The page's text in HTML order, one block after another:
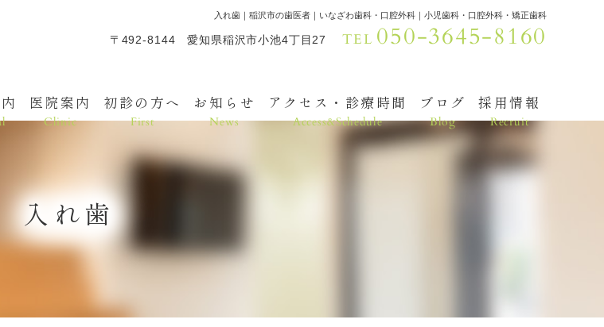
入れ歯｜稲沢市の歯医者｜いなざわ歯科・口腔外科｜小児歯科・口腔外科・矯正歯科
〒492-8144 愛知県稲沢市小池4丁目27 TEL 050-3645-8160
医院案内
Clinic
初診の方へ
First
お知らせ
News
アクセス・診療時間
Access&Schedule
ブログ
Blog
採用情報
Recruit
入れ歯